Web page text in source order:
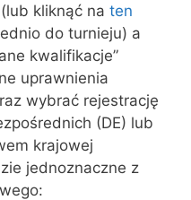
(lub kliknąć na ten
do turnieju) a
kwalifikacje”
uprawnienia
wybrać rejestrację
(DE) lub
krajowej
jednoznaczne z